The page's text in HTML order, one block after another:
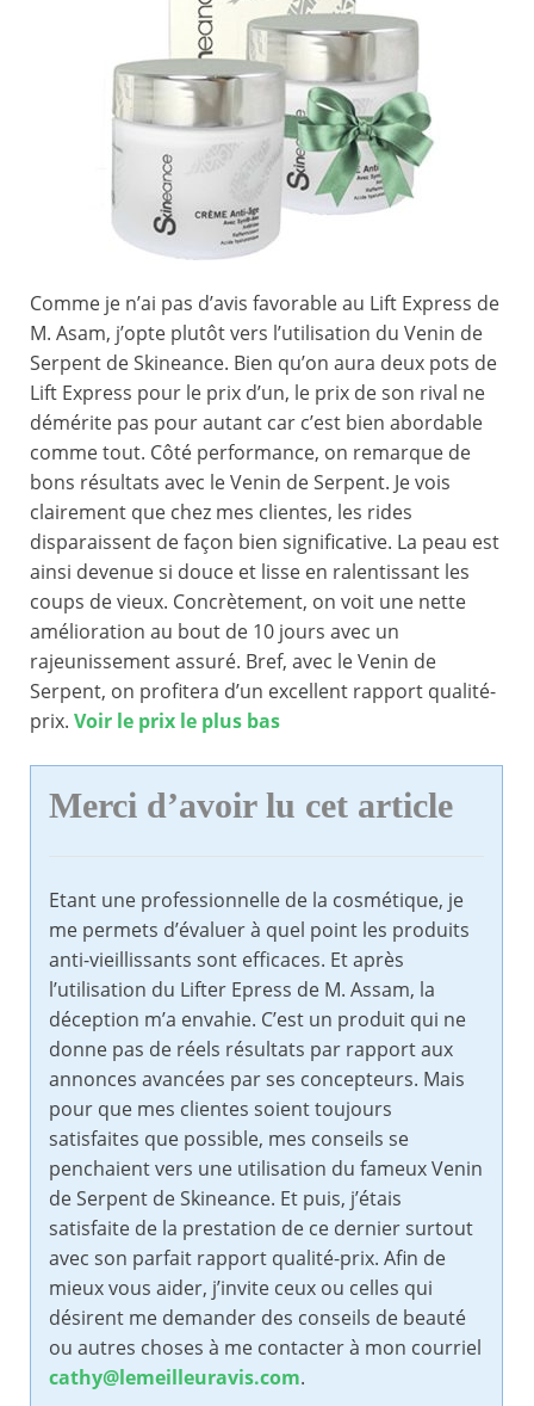
Comme je n’ai pas d’avis favorable au Lift Express de
M. Asam, j’opte plutôt vers l’utilisation du Venin de
Serpent de Skineance. Bien qu’on aura deux pots de
Lift Express pour le prix d’un, le prix de son rival ne
démérite pas pour autant car c’est bien abordable
comme tout. Côté performance, on remarque de
bons résultats avec le Venin de Serpent. Je vois
clairement que chez mes clientes, les rides
disparaissent de façon bien significative. La peau est
ainsi devenue si douce et lisse en ralentissant les
coups de vieux. Concrètement, on voit une nette
amélioration au bout de 10 jours avec un
rajeunissement assuré. Bref, avec le Venin de
Serpent, on profitera d’un excellent rapport qualité-
prix. Voir le prix le plus bas
Merci d’avoir lu cet article
Etant une professionnelle de la cosmétique, je
me permets d’évaluer à quel point les produits
anti-vieillissants sont efficaces. Et après
l’utilisation du Lifter Epress de M. Assam, la
déception m’a envahie. C’est un produit qui ne
donne pas de réels résultats par rapport aux
annonces avancées par ses concepteurs. Mais
pour que mes clientes soient toujours
satisfaites que possible, mes conseils se
penchaient vers une utilisation du fameux Venin
de Serpent de Skineance. Et puis, j’étais
satisfaite de la prestation de ce dernier surtout
avec son parfait rapport qualité-prix. Afin de
mieux vous aider, j’invite ceux ou celles qui
désirent me demander des conseils de beauté
ou autres choses à me contacter à mon courriel
cathy@lemeilleuravis.com.